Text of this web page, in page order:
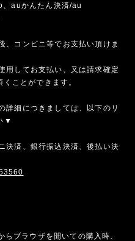
、auかんたん決済/au
、コンビニ等でお支払い頂けま
してお支払い、又は請求確定
ことができます。
細につきましては、以下のリ
▼
決済、銀行振込決済、後払い決
ブラウザを開いての購入時、